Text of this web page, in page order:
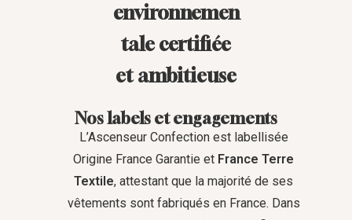
environnemen
tale certifiée
et ambitieuse
Nos labels et engagements
L’Ascenseur Confection est labellisée
Origine France Garantie et France Terre
Textile, attestant que la majorité de ses
vêtements sont fabriqués en France. Dans